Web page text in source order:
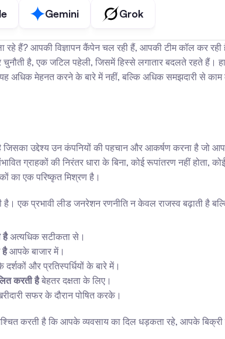
Gemini Grok
रहे हैं? आपकी विज्ञापन कैंपेन चल रही हैं, आपकी टीम कॉल कर
है, एक जटिल पहेली, जिसमें हिस्से लगातार बदलते रहते हैं।
अधिक मेहनत करने के बारे में नहीं, बल्कि अधिक समझदारी से
उद्देश्य उन कंपनियों की पहचान और आकर्षण करना है जो
ग्राहकों की निरंतर धारा के बिना, कोई रूपांतरण नहीं होता,
का एक परिष्कृत मिश्रण है।
एक प्रभावी लीड जनरेशन रणनीति न केवल राजस्व बढ़ाती है
है अत्यधिक सटीकता से।
है आपके बाजार में।
और प्रतिस्पर्धियों के बारे में।
करती है बेहतर दक्षता के लिए।
सफर के दौरान पोषित करके।
करती है कि आपके व्यवसाय का दिल धड़कता रहे, आपके